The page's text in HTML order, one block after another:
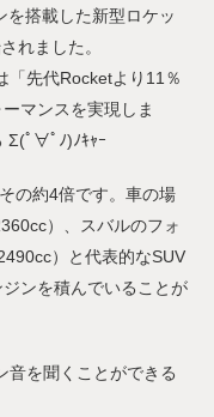
搭載した新型ロケッ
れました。
「先代Rocketより11％
マンスを実現しま
Σ(ﾟ∀ﾟﾉ)ﾉｷｬｰ
の約4倍です。車の場
）、スバルのフォ
）と代表的なSUV
ンを積んでいることが
音を聞くことができる